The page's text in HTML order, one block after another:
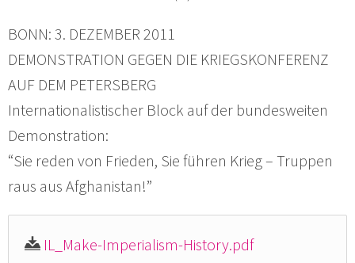
BONN: 3. DEZEMBER 2011
DEMONSTRATION GEGEN DIE KRIEGSKONFERENZ
AUF DEM PETERSBERG
Internationalistischer Block auf der bundesweiten
Demonstration:
“Sie reden von Frieden, Sie führen Krieg – Truppen
raus aus Afghanistan!”
IL_Make-Imperialism-History.pdf